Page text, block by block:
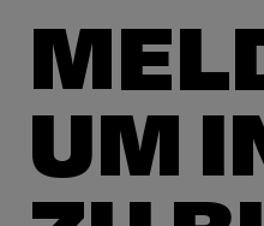
UM